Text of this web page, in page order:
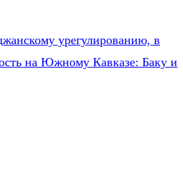
урегулированию, в
на Южному Кавказе: Баку и